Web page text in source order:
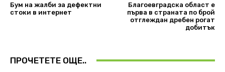
Бум на жалби за дефектни
стоки в интернет
Благоевградска област е
първа в страната по брой
отглеждан дребен рогат
добитък
ПРОЧЕТЕТЕ ОЩЕ..